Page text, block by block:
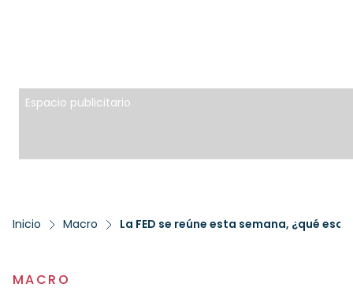
Espacio publicitario
Inicio Macro La FED se reúne esta semana, ¿qué
MACRO